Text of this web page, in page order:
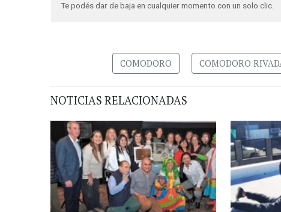
Te podés dar de baja en cualquier momento con un solo clic.
COMODORO COMODORO
NOTICIAS RELACIONADAS